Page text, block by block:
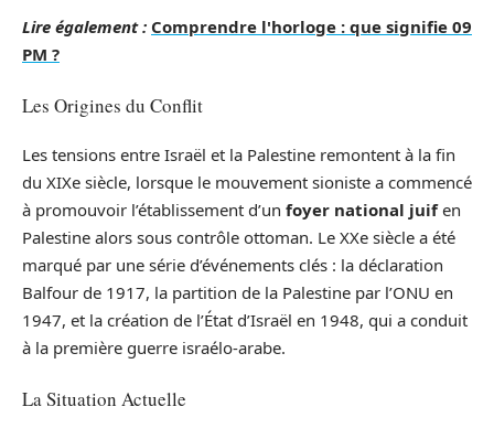
Lire également : Comprendre l'horloge : que signifie 09
PM ?
Les Origines du Conflit
Les tensions entre Israël et la Palestine remontent à la fin
du XIXe siècle, lorsque le mouvement sioniste a commencé
à promouvoir l’établissement d’un foyer national juifen
Palestine alors sous contrôle ottoman. Le XXe siècle a été
marqué par une série d’événements clés : la déclaration
Balfour de 1917, la partition de la Palestine par l’ONU en
1947, et la création de l’État d’Israël en 1948, qui a conduit
à la première guerre israélo-arabe.
La Situation Actuelle